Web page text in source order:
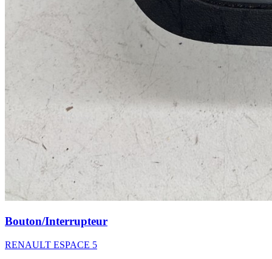
Bouton/Interrupteur
RENAULT ESPACE 5